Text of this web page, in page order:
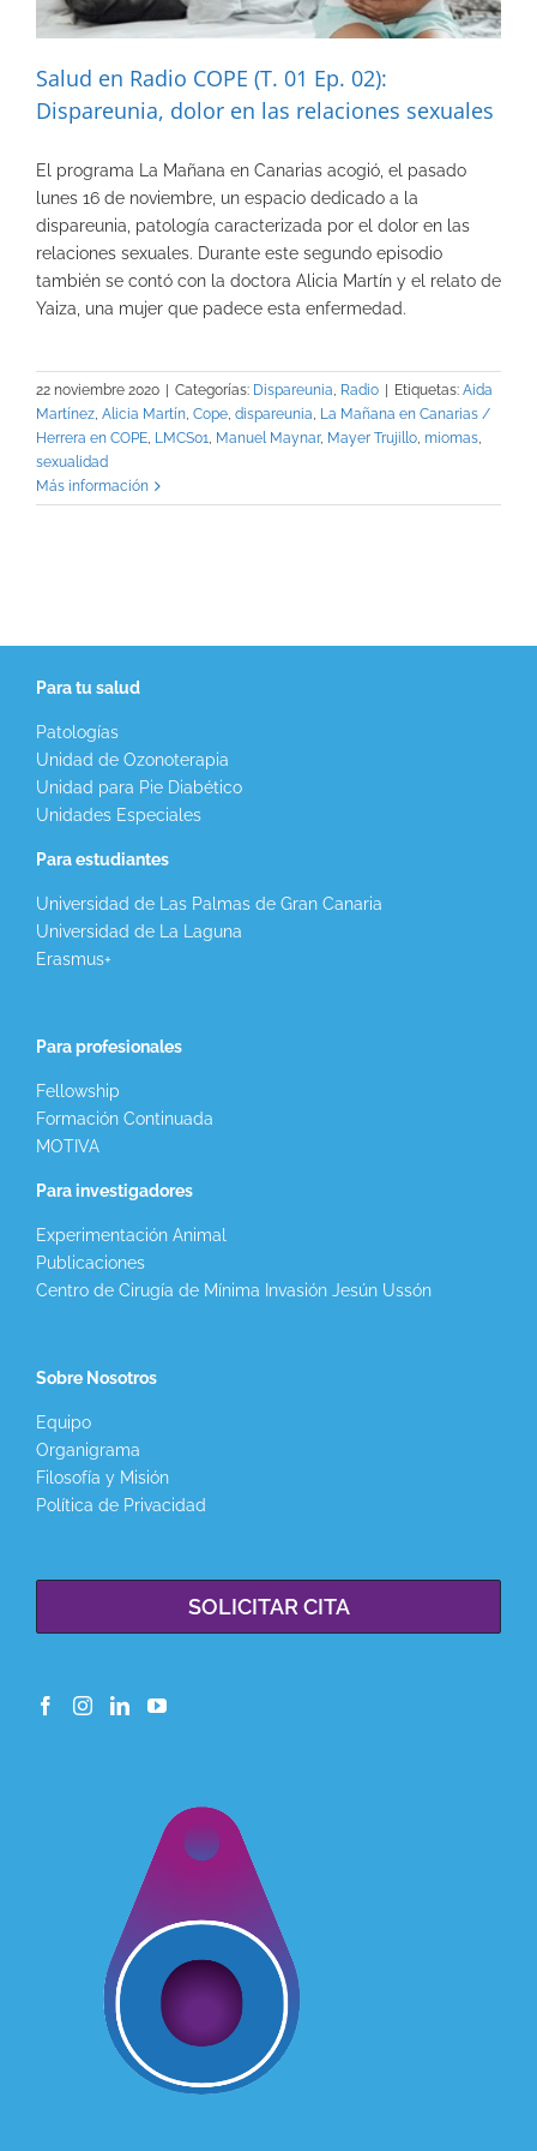
Salud en Radio COPE (T. 01 Ep. 02):
Dispareunia, dolor en las relaciones sexuales
El programa La Mañana en Canarias acogió, el pasado
lunes 16 de noviembre, un espacio dedicado a la
dispareunia, patología caracterizada por el dolor en las
relaciones sexuales. Durante este segundo episodio
también se contó con la doctora Alicia Martín y el relato de
Yaiza, una mujer que padece esta enfermedad.
22 noviembre 2020 | Categorías: Dispareunia Radio | Etiquetas: Aida
Martínez Alicia Martín Cope dispareunia La Mañana en Canarias /
Herrera en COPE LMCS01 Manuel Maynar, Mayer Trujillo miomas
sexualidad
Más información
Para tu salud
Patologías
Unidad de Ozonoterapia
Unidad para Pie Diabético
Unidades Especiales
Para estudiantes
Universidad de Las Palmas de Gran Canaria
Universidad de La Laguna
Erasmus+
Para profesionales
Fellowship
Formación Continuada
MOTIVA
Para investigadores
Experimentación Animal
Publicaciones
Centro de Cirugía de Mínima Invasión Jesún Ussón
Sobre Nosotros
Equipo
Organigrama
Filosofía y Misión
Política de Privacidad
SOLICITAR CITA